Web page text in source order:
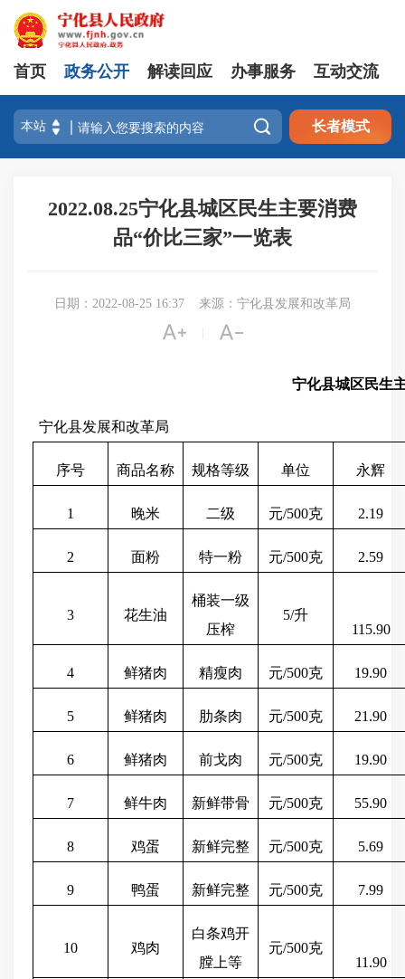
首页 政务公开 解读回应 办事服务 互动交流
 长者模式
2022.08.25宁化县城区民生主要消费
品“价比三家”一览表
日期：2022-08-25 16:37 来源：宁化县发展和改革局
 
宁化县城区民生
宁化县发展和改革局
序号 商品名称 规格等级 单位 永辉
1 晚米 二级 元/500克 2.19
2 面粉 特一粉 元/500克 2.59
3 花生油
桶装一级
压榨
5/升
115.90
4 鲜猪肉 精瘦肉 元/500克 19.90
5 鲜猪肉 肋条肉 元/500克 21.90
6 鲜猪肉 前戈肉 元/500克 19.90
7 鲜牛肉 新鲜带骨 元/500克 55.90
8 鸡蛋 新鲜完整 元/500克 5.69
9 鸭蛋 新鲜完整 元/500克 7.99
10 鸡肉
白条鸡开
膛上等
元/500克
11.90